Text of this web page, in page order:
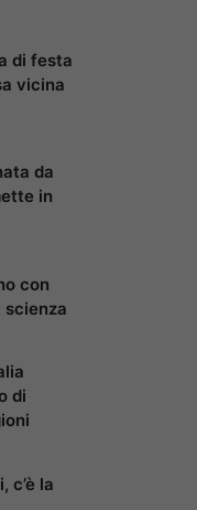
di festa
vicina
da
in
con
scienza
di
c’è la